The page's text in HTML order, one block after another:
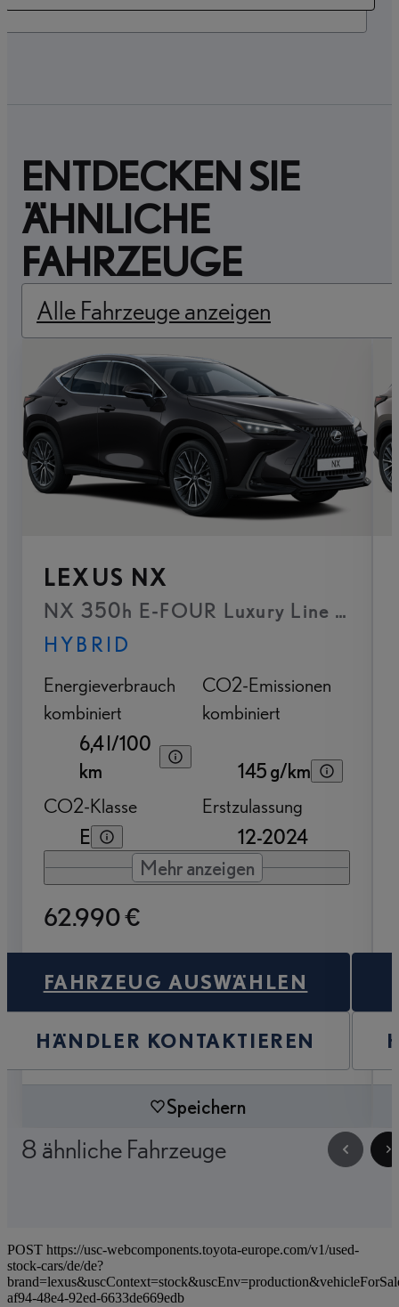
ENTDECKEN SIE
ÄHNLICHE
FAHRZEUGE
Alle Fahrzeuge anzeigen
LEXUS NX
NX 350h E-FOUR Luxury Line -
HYBRID
Energieverbrauch
kombiniert
6,4 l/100
km
CO2-Emissionen
kombiniert
145 g/km
CO2-Klasse
E
Erstzulassung
12-2024
Mehr anzeigen
62.990 €
FAHRZEUG AUSWÄHLEN
HÄNDLER KONTAKTIEREN
Speichern
8 ähnliche Fahrzeuge
POST https://usc-webcomponents.toyota-europe.com/v1/used-
stock-cars/de/de?
af94-48e4-92ed-6633de669edb